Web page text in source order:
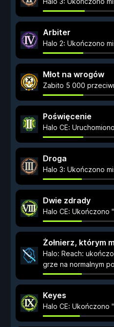
Arbiter
Halo 2: Ukończono
Młot na wrogów
Zabito 5 000
Poświęcenie
Halo CE:
Droga
Halo 3: Ukończono
Dwie zdrady
Halo CE: Ukończono
Żołnierz, którym
Halo: Reach:
grze na normalnym
Keyes
Halo CE: Ukończono